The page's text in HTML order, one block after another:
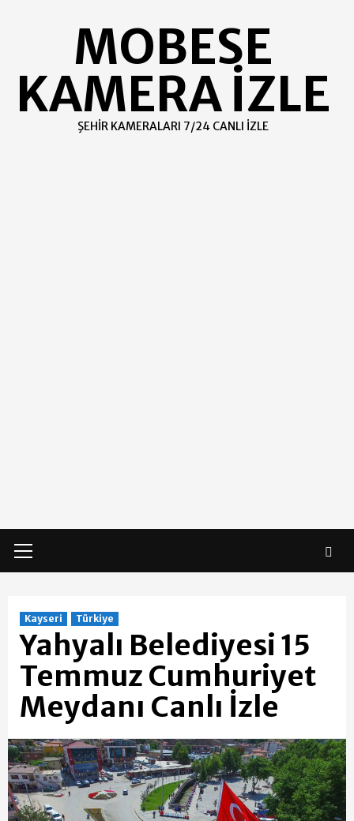
MOBESE
KAMERA İZLE
ŞEHIR KAMERALARI 7/24 CANLI İZLE
Menu
Kayseri Türkiye
Yahyalı Belediyesi 15
Temmuz Cumhuriyet
Meydanı Canlı İzle